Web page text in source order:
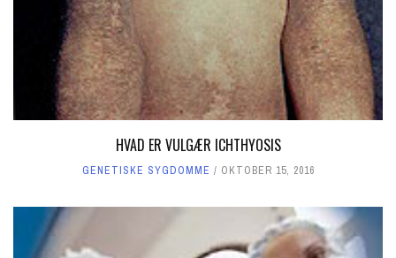
HVAD ER VULGÆR ICHTHYOSIS
GENETISKE SYGDOMME OKTOBER 15, 2016